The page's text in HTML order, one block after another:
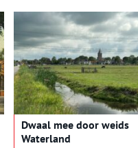
Mars. Hij ontwierp de
wandelroutes en schreef de
daarbij behorende gids.
Dwaal mee door weids
Waterland